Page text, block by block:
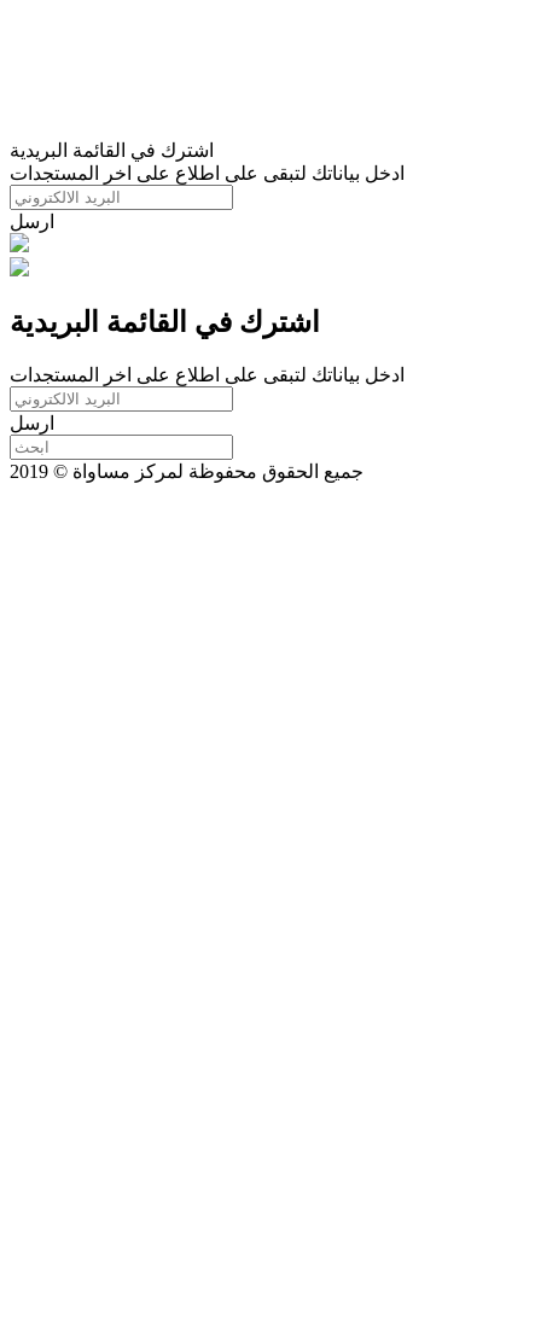
اشترك في القائمة البريدية
ادخل بياناتك لتبقى على اطلاع على اخر المستجدات
ارسل
اشترك في القائمة البريدية
ادخل بياناتك لتبقى على اطلاع على اخر المستجدات
ارسل
جميع الحقوق محفوظة لمركز مساواة © 2019